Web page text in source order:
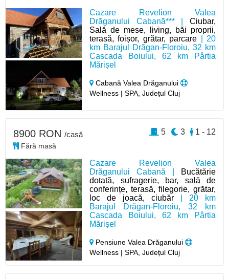
Cazare Revelion Valea
Drăganului Cabană*** | Ciubar,
Sală de mese, living, băi proprii,
terasă, foișor, grătar, parcare | 20
km Barajul Drăgan-Floroiu, 32 km
Cascada Boiului, 62 km Pârtia
Mărișel
Cabană Valea Drăganului
Wellness | SPA, Județul Cluj
Cazare Revelion Valea
Drăganului Cabană |
Bucătărie
dotată, sufragerie, bar, sală de
conferințe, terasă, filegorie, grătar,
loc de joacă, ciubăr | 20 km
Barajul Drăgan-Floroiu, 32 km
Cascada Boiului, 62 km Pârtia
Mărișel
Pensiune Valea Drăganului
Wellness | SPA, Județul Cluj
8900 RON /casă
Fără masă
1 - 12
3
5